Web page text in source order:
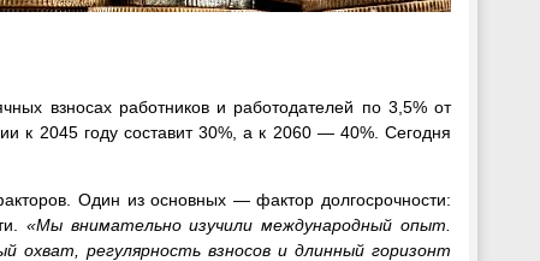
взносах работников и работодателей по 3,5% от
к 2045 году составит 30%, а к 2060 — 40%. Сегодня
Один из основных — фактор долгосрочности:
«Мы внимательно изучили международный опыт.
охват, регулярность взносов и длинный горизонт